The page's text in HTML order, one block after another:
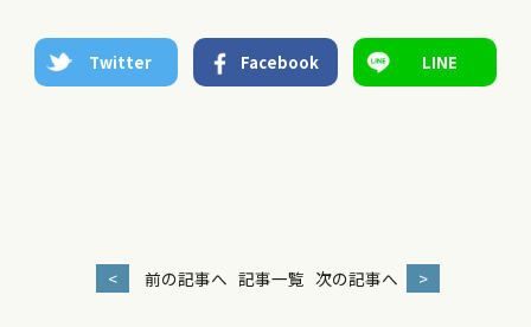
Twitter Facebook LINE
< 前の記事へ 記事一覧 次の記事へ >